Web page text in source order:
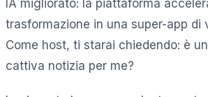
IA migliorato: la piattaforma
trasformazione in una super-app di
Come host, ti starai chiedendo: è
cattiva notizia per me?